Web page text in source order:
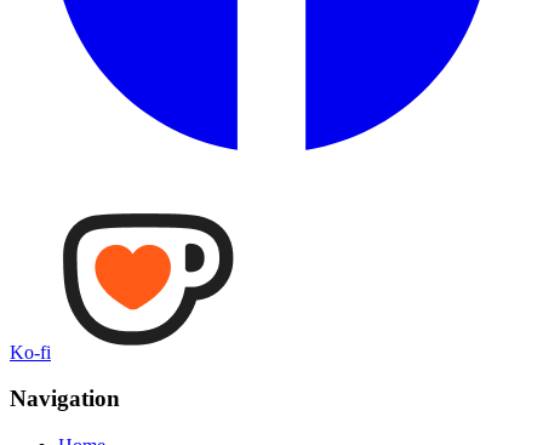
Ko-fi
Navigation